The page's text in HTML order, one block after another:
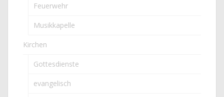
Feuerwehr
Musikkapelle
Kirchen
Gottesdienste
evangelisch